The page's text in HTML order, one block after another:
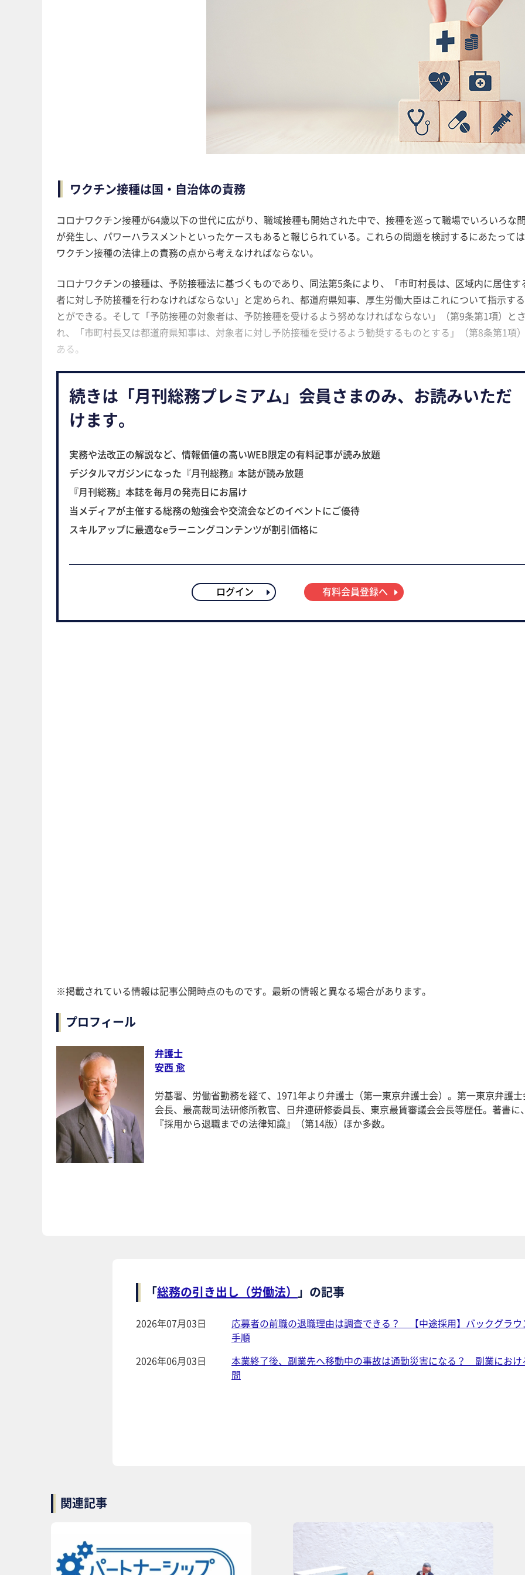
ワクチン接種は国・自治体の責務
コロナワクチン接種が64歳以下の世代に広がり、職域接種も開始された中で、接種を巡って職場でいろいろな
が発生し、パワーハラスメントといったケースもあると報じられている。これらの問題を検討するにあたって
ワクチン接種の法律上の責務の点から考えなければならない。
コロナワクチンの接種は、予防接種法に基づくものであり、同法第5条により、「市町村長は、区域内に居住す
者に対し予防接種を行わなければならない」と定められ、都道府県知事、厚生労働大臣はこれについて指示す
とができる。そして「予防接種の対象者は、予防接種を受けるよう努めなければならない」（第9条第1項）と
れ、「市町村長又は都道府県知事は、対象者に対し予防接種を受けるよう勧奨するものとする」（第8条第1項
ある。
続きは「月刊総務プレミアム」会員さまのみ、お読みいただ
けます。
実務や法改正の解説など、情報価値の高いWEB限定の有料記事が読み放題
デジタルマガジンになった『月刊総務』本誌が読み放題
『月刊総務』本誌を毎月の発売日にお届け
当メディアが主催する総務の勉強会や交流会などのイベントにご優待
スキルアップに最適なeラーニングコンテンツが割引価格に
ログイン 有料会員登録へ
※掲載されている情報は記事公開時点のものです。最新の情報と異なる場合があります。
プロフィール
弁護士
安西 愈
労基署、労働省勤務を経て、1971年より弁護士（第一東京弁護士会）。第一東京弁護
会長、最高裁司法研修所教官、日弁連研修委員長、東京最賃審議会会長等歴任。著書に
『採用から退職までの法律知識』（第14版）ほか多数。
「総務の引き出し（労働法） 」の記事
2026年07月03日
応募者の前職の退職理由は調査できる？ 【中途採用】バックグラ
手順
2026年06月03日
本業終了後、副業先へ移動中の事故は通勤災害になる？ 副業にお
問
関連記事